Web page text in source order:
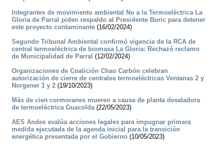
Integrantes de movimiento ambiental No a la Termoeléctrica La
Gloria de Parral piden respaldo al Presidente Boric para detener
este proyecto contaminante (16/02/2024)
Segundo Tribunal Ambiental confirmó vigencia de la RCA de
central termoeléctrica de biomasa La Gloria: Rechazó reclamo
de Municipalidad de Parral (12/02/2024)
Organizaciones de Coalición Chao Carbón celebran
autorización de cierre de centrales termoeléctricas Ventanas 2 y
Norgener 1 y 2 (19/10/2023)
Más de cien cormoranes mueren a causa de planta desaladora
de termoeléctrica Guacolda(22/05/2023)
AES Andes evalúa acciones legales para impugnar primera
medida ejecutada de la agenda inicial para la transición
energética presentada por el Gobierno (10/05/2023)